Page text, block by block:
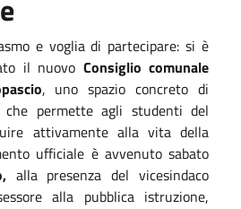
e voglia di partecipare: si è
il nuovo Consiglio comunale
, uno spazio concreto di
permette agli studenti del
attivamente alla vita della
ufficiale è avvenuto sabato
alla presenza del vicesindaco
alla pubblica istruzione,